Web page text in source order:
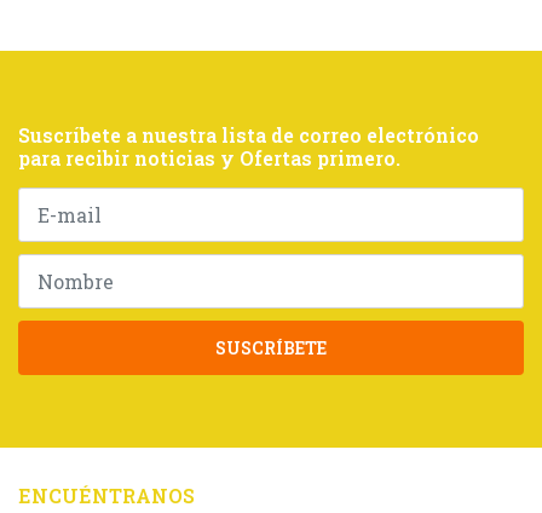
Suscríbete a nuestra lista de correo electrónico
para recibir noticias y Ofertas primero.
SUSCRÍBETE
ENCUÉNTRANOS